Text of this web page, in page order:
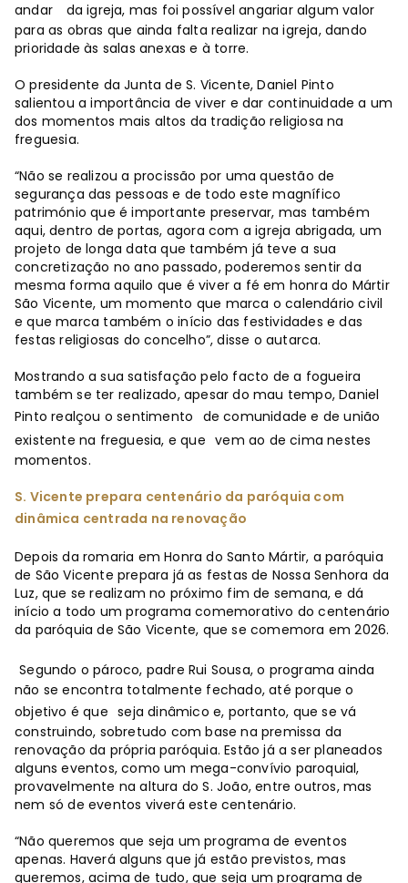
andar
da igreja, mas foi possível angariar algum valor
para as obras que ainda falta realizar na igreja, dando
prioridade às salas anexas e à torre.
O presidente da Junta de S. Vicente, Daniel Pinto
salientou a importância de viver e dar continuidade a um
dos momentos mais altos da tradição religiosa na
freguesia.
“Não se realizou a procissão por uma questão de
segurança das pessoas e de todo este magnífico
património que é importante preservar, mas também
aqui, dentro de portas, agora com a igreja abrigada, um
projeto de longa data que também já teve a sua
concretização no ano passado, poderemos sentir da
mesma forma aquilo que é viver a fé em honra do Mártir
São Vicente, um momento que marca o calendário civil
e que marca também o início das festividades e das
festas religiosas do concelho”, disse o autarca.
Mostrando a sua satisfação pelo facto de a fogueira
também se ter realizado, apesar do mau tempo, Daniel
Pinto realçou o sentimento de comunidade e de união
existente na freguesia, e que vem ao de cima nestes
momentos.
S. Vicente prepara centenário da paróquia com
dinâmica centrada na renovação
Depois da romaria em Honra do Santo Mártir, a paróquia
de São Vicente prepara já as festas de Nossa Senhora da
Luz, que se realizam no próximo fim de semana, e dá
início a todo um programa comemorativo do centenário
da paróquia de São Vicente, que se comemora em 2026.
Segundo o pároco, padre Rui Sousa, o programa ainda
não se encontra totalmente fechado, até porque o
objetivo é que seja dinâmico e, portanto, que se vá
construindo, sobretudo com base na premissa da
renovação da própria paróquia. Estão já a ser planeados
alguns eventos, como um mega-convívio paroquial,
provavelmente na altura do S. João, entre outros, mas
nem só de eventos viverá este centenário.
“Não queremos que seja um programa de eventos
apenas. Haverá alguns que já estão previstos, mas
queremos, acima de tudo, que seja um programa de